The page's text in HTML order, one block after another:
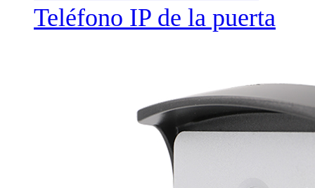
Teléfono IP de la puerta